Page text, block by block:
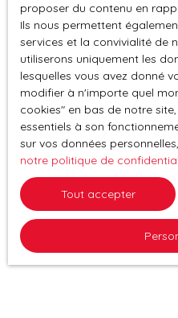
proposer du contenu en
Ils nous permettent
services et la convivialité de
utiliserons uniquement les
lesquelles vous avez donné
modifier à n'importe quel
cookies″ en bas de notre
essentiels à son
sur vos données
notre politique de
Tout accepter